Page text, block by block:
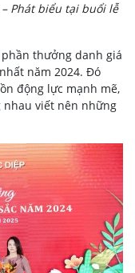
Phát biểu tại buổi lễ
thưởng danh giá
năm 2024. Đó
động lực mạnh mẽ,
nhau viết nên những